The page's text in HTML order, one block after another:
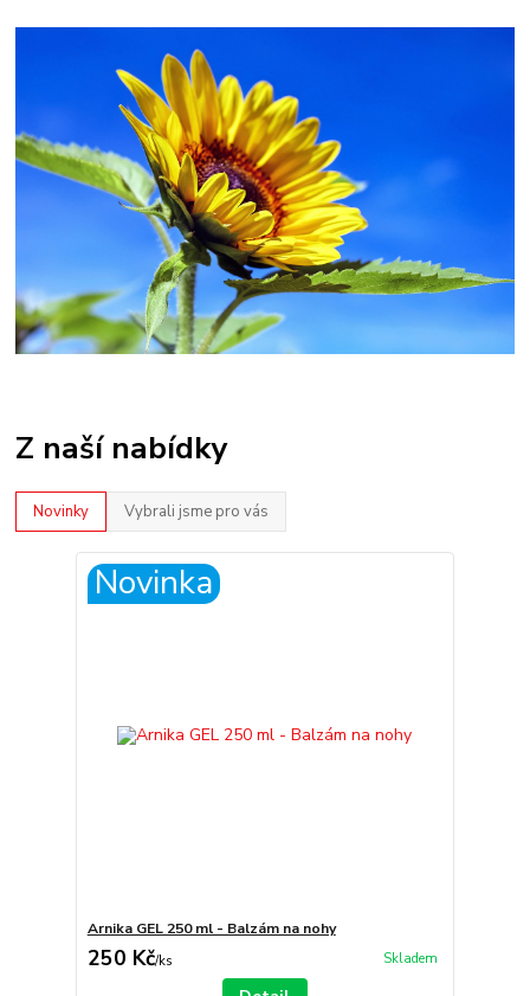
Z naší nabídky
Novinky Vybrali jsme pro vás
Novinka
Arnika GEL 250 ml - Balzám na nohy
250 Kč/ks Skladem